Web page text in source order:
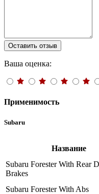
Оставить отзыв
Ваша оценка:
Применимость
Subaru
Название
Subaru Forester With Rear
Brakes
Subaru Forester With Abs